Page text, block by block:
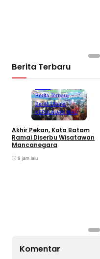
Berita Terbaru
Berita Terbaru
Berita Utama
KEPULAUAN RIAU
Akhir Pekan, Kota Batam
Ramai Diserbu Wisatawan
Mancanegara
9 jam lalu
Komentar